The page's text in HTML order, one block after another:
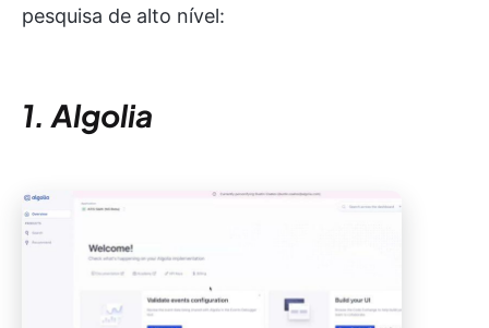
pesquisa de alto nível:
1. Algolia